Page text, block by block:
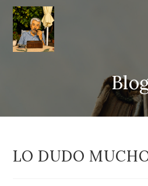
contenido
LO DUDO